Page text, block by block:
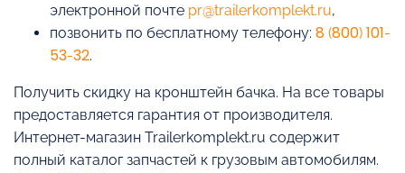
электронной почте pr@trailerkomplekt.ru,
позвонить по бесплатному телефону: 8 (800) 101-
53-32.
Получить скидку на кронштейн бачка. На все товары
предоставляется гарантия от производителя.
Интернет-магазин Trailerkomplekt.ru содержит
полный каталог запчастей к грузовым автомобилям.